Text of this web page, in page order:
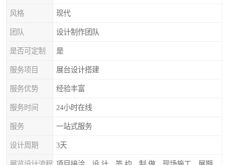
风格 现代
团队 设计制作团队
是否可定制 是
服务项目 展台设计搭建
服务优势 经验丰富
服务时间 24小时在线
服务 一站式服务
设计周期 3天